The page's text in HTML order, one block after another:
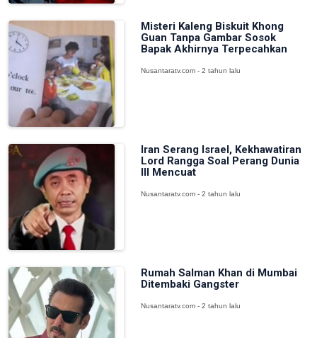
Misteri Kaleng Biskuit Khong
Guan Tanpa Gambar Sosok
Bapak Akhirnya Terpecahkan
Nusantaratv.com - 2 tahun lalu
Iran Serang Israel, Kekhawatiran
Lord Rangga Soal Perang Dunia
III Mencuat
Nusantaratv.com - 2 tahun lalu
Rumah Salman Khan di Mumbai
Ditembaki Gangster
Nusantaratv.com - 2 tahun lalu